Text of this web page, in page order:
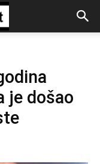
je došao